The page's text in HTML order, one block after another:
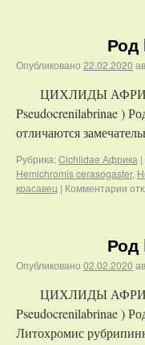
Род
Опубликовано 22.02.2020
ЦИХЛИДЫ АФРИКИ.
Pseudocrenilabrinae )
отличаются
Рубрика:Cichlidae Африка |
Hemichromis cerasogaster,
красавец | Комментарии
Род
Опубликовано 02.02.2020
ЦИХЛИДЫ АФРИКИ.
Pseudocrenilabrinae )
Литохромис